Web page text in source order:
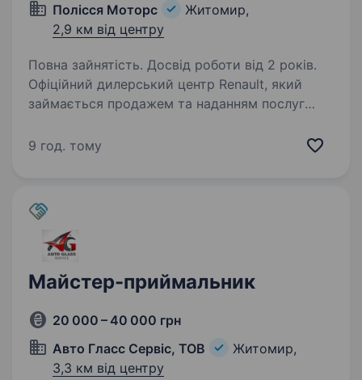
Полісся Моторс
Житомир,
2,9 км від центру
Повна зайнятість. Досвід роботи від 2 років.
Офіційний дилерський центр Renault, який
займається продажем та наданням послуг
автомобілів, запрошує у команду Майстра
9 год. тому
Майстер-приймальник
20 000 – 40 000 грн
Авто Гласс Сервіс, ТОВ
Житомир,
3,3 км від центру